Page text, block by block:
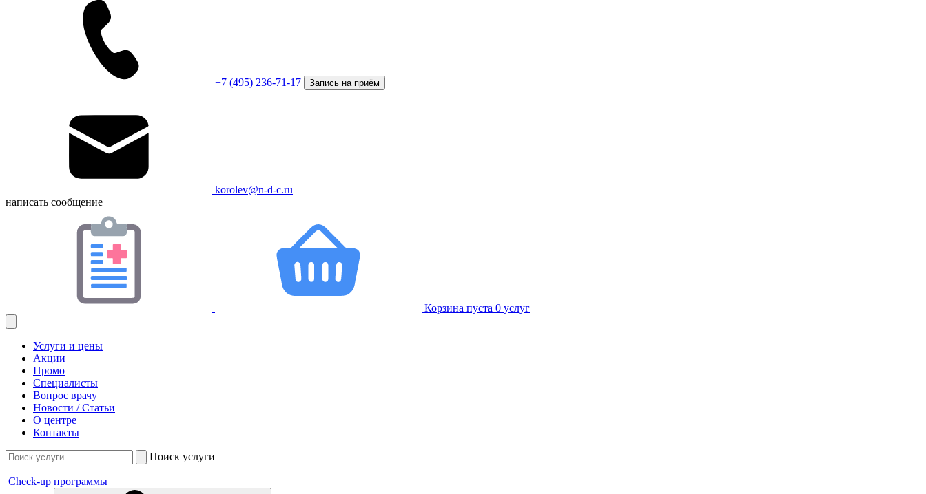
+7 (495) 236-71-17 Запись на приём
korolev@n-d-c.ru
написать сообщение
Корзина пуста 0 услуг
Услуги и цены
Акции
Промо
Специалисты
Вопрос врачу
Новости / Статьи
О центре
Контакты
Поиск услуги
Check-up программы